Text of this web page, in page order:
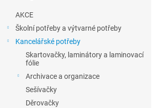
AKCE
Školní potřeby a výtvarné potřeby
Kancelářské potřeby
Skartovačky, laminátory a laminovací
fólie
Archivace a organizace
Sešívačky
Děrovačky